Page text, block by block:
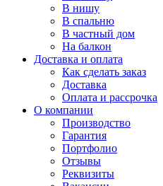
В нишу
В спальню
В частный дом
На балкон
Доставка и оплата
Как сделать заказ
Доставка
Оплата и рассрочка
О компании
Производство
Гарантия
Портфолио
Отзывы
Реквизиты